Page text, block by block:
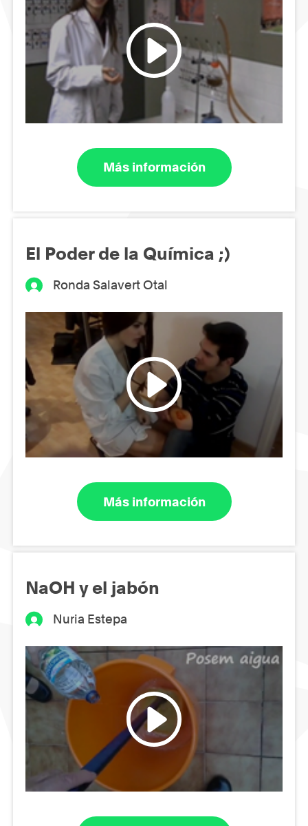
Más información
El Poder de la Química ;)
Ronda Salavert Otal
Más información
NaOH y el jabón
Nuria Estepa